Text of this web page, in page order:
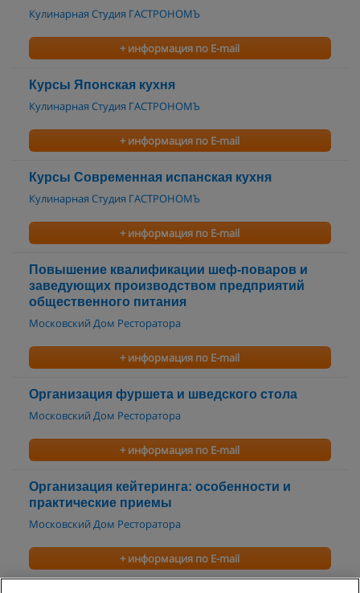
Кулинарная Студия ГАСТРОНОМЪ
+ информация по E-mail
Курсы Японская кухня
Кулинарная Студия ГАСТРОНОМЪ
+ информация по E-mail
Курсы Современная испанская кухня
Кулинарная Студия ГАСТРОНОМЪ
+ информация по E-mail
Повышение квалификации шеф-поваров и
заведующих производством предприятий
общественного питания
Московский Дом Ресторатора
+ информация по E-mail
Организация фуршета и шведского стола
Московский Дом Ресторатора
+ информация по E-mail
Организация кейтеринга: особенности и
практические приемы
Московский Дом Ресторатора
+ информация по E-mail